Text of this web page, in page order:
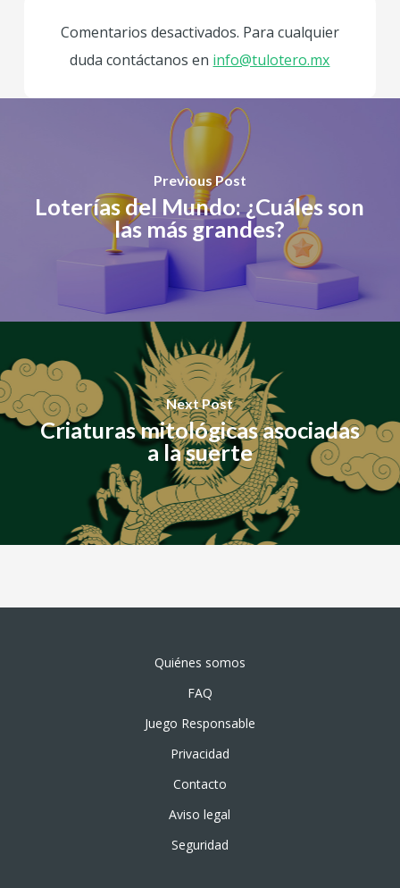
Comentarios desactivados. Para cualquier
duda contáctanos en info@tulotero.mx
Previous Post
Loterías del Mundo: ¿Cuáles son
las más grandes?
Next Post
Criaturas mitológicas asociadas
a la suerte
Quiénes somos
FAQ
Juego Responsable
Privacidad
Contacto
Aviso legal
Seguridad